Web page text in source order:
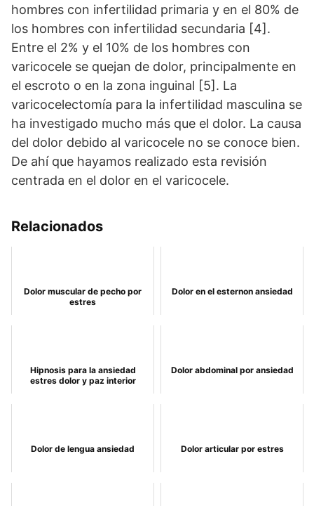
hombres con infertilidad primaria y en el 80% de
los hombres con infertilidad secundaria [4].
Entre el 2% y el 10% de los hombres con
varicocele se quejan de dolor, principalmente en
el escroto o en la zona inguinal [5]. La
varicocelectomía para la infertilidad masculina se
ha investigado mucho más que el dolor. La causa
del dolor debido al varicocele no se conoce bien.
De ahí que hayamos realizado esta revisión
centrada en el dolor en el varicocele.
Relacionados
Dolor muscular de pecho por
estres
Dolor en el esternon ansiedad
Hipnosis para la ansiedad
estres dolor y paz interior
Dolor abdominal por ansiedad
Dolor de lengua ansiedad Dolor articular por estres